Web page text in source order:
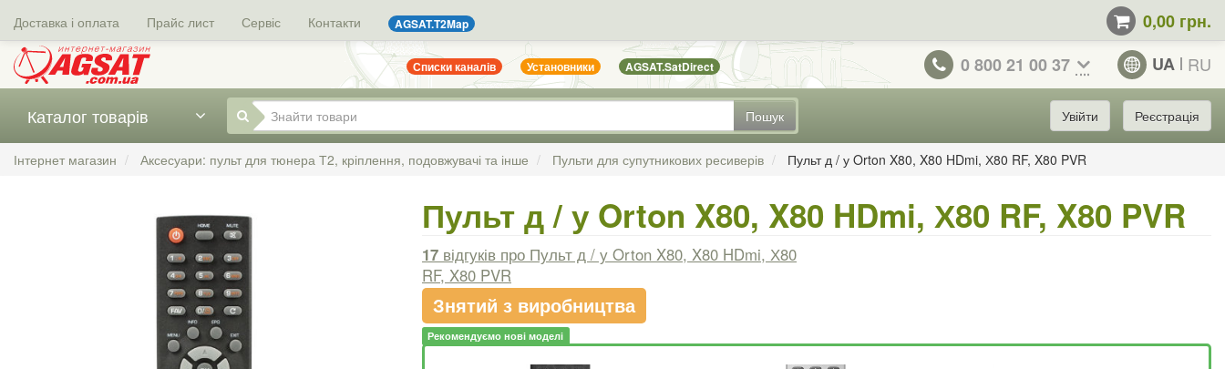
Доставка і оплата Прайс лист Сервіс Контакти AGSAT.T2Map 0,00 грн.
Списки каналів Установники AGSAT.SatDirect 0 800 21 00 37 UA RU
Пошук
Каталог товарів Увійти Реєстрація
Інтернет магазин Аксесуари: пульт для тюнера Т2, кріплення, подовжувачі та інше Пульти для супутникових ресиверів Пульт д / у Orton X80, X80 HDmi, Х80 RF, X80 PVR
Пульт д / у Orton X80, X80 HDmi, Х80 RF, X80 PVR
17 відгуків про Пульт д / у Orton X80, X80 HDmi, Х80
RF, X80 PVR
Знятий з виробництва
Рекомендуємо нові моделі